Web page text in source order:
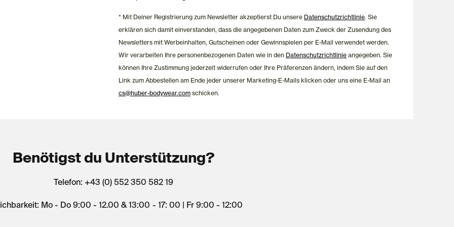
* Mit Deiner Registrierung zum Newsletter akzeptierst Du unsere Datenschutzrichtlinie. Sie
erklären sich damit einverstanden, dass die angegebenen Daten zum Zweck der Zusendung des
Newsletters mit Werbeinhalten, Gutscheinen oder Gewinnspielen per E-Mail verwendet werden.
Wir verarbeiten Ihre personenbezogenen Daten wie in den Datenschutzrichtlinie angegeben. Sie
können Ihre Zustimmung jederzeit widerrufen oder Ihre Präferenzen ändern, indem Sie auf den
Link zum Abbestellen am Ende jeder unserer Marketing-E-Mails klicken oder uns eine E-Mail an
cs@huber-bodywear.com schicken.
Benötigst du Unterstützung?
Telefon: +43 (0) 552 350 582 19
Mo - Do 9:00 - 12.00 & 13:00 - 17: 00 | Fr 9:00 - 12:00